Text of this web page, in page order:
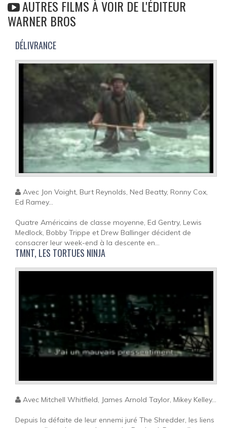
AUTRES FILMS À VOIR DE L'ÉDITEUR
WARNER BROS
DÉLIVRANCE
Avec Jon Voight, Burt Reynolds, Ned Beatty, Ronny Cox,
Ed Ramey...
Quatre Américains de classe moyenne, Ed Gentry, Lewis
Medlock, Bobby Trippe et Drew Ballinger décident de
consacrer leur week-end à la descente en...
TMNT, LES TORTUES NINJA
Avec Mitchell Whitfield, James Arnold Taylor, Mikey Kelley...
Depuis la défaite de leur ennemi juré The Shredder, les liens